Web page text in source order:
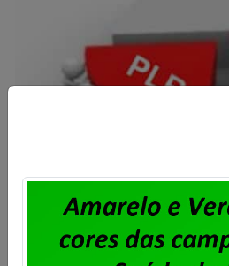
Dataprev: